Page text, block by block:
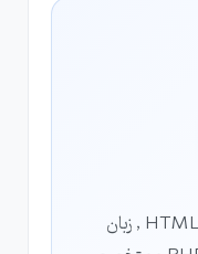
مسلط به تکنولوژی ها HTML5,CSS3 , زبان